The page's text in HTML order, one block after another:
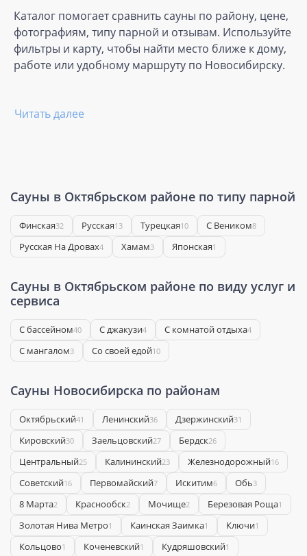
Каталог помогает сравнить сауны по району, цене,
фотографиям, типу парной и отзывам. Используйте
фильтры и карту, чтобы найти место ближе к дому,
работе или удобному маршруту по Новосибирску.
Читать далее
Сауны в Октябрьском районе по типу парной
Финская32 Русская13 Турецкая10 С Веником8
Русская На Дровах4 Хамам3 Японская1
Сауны в Октябрьском районе по виду услуг и
сервиса
С бассейном40 С джакузи4 С комнатой отдыха4
С мангалом3 Со своей едой10
Сауны Новосибирска по районам
Октябрьский41 Ленинский36 Дзержинский31
Кировский30 Заельцовский27 Бердск26
Центральный25 Калининский23 Железнодорожный16
Советский16 Первомайский7 Искитим6 Обь3
8 Марта2 Краснообск2 Мочище2 Березовая Роща1
Золотая Нива Метро1 Каинская Заимка1 Ключи1
Кольцово1 Коченевский1 Кудряшовский1